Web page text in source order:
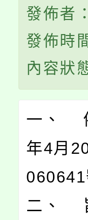
發佈者
發佈時
內容狀
一、
年4月
060641
二、